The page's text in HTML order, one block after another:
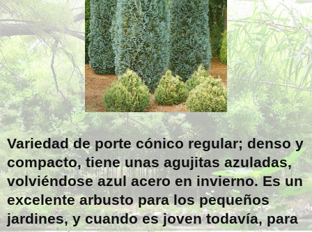
Variedad de porte cónico regular; denso y
compacto, tiene unas agujitas azuladas,
volviéndose azul acero en invierno. Es un
excelente arbusto para los pequeños
jardines, y cuando es joven todavía, para